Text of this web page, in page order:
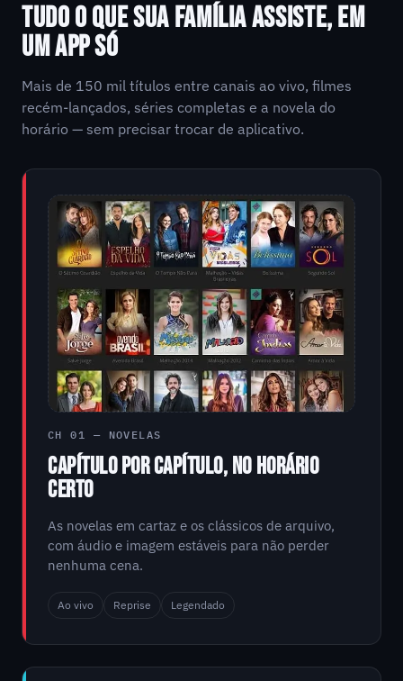
TUDO O QUE SUA FAMÍLIA ASSISTE, EM
UM APP SÓ
Mais de 150 mil títulos entre canais ao vivo, filmes
recém-lançados, séries completas e a novela do
horário — sem precisar trocar de aplicativo.
CH 01 — NOVELAS
CAPÍTULO POR CAPÍTULO, NO HORÁRIO
CERTO
As novelas em cartaz e os clássicos de arquivo,
com áudio e imagem estáveis para não perder
nenhuma cena.
Ao vivo Reprise Legendado